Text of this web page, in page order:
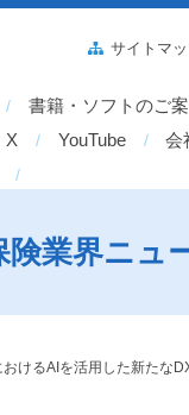
書籍・ソフトのご
X YouTube 会
サイトマ
険業界ニュ
けるAIを活用した新たな